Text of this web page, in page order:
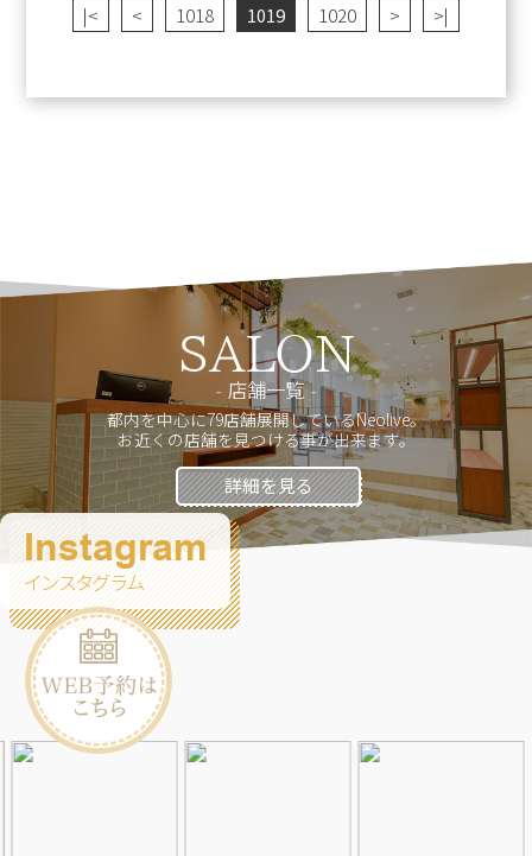
|< < 1018 1019 1020 > >|
SALON
店舗一覧
都内を中心に79店舗展開しているNeolive。
お近くの店舗を見つける事が出来ます。
詳細を見る
Instagram
インスタグラム